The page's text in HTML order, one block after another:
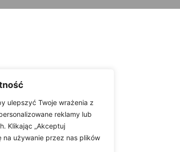
ulepszyć Twoje wrażenia z
reklamy lub
Klikając „Akceptuj
na używanie przez nas plików